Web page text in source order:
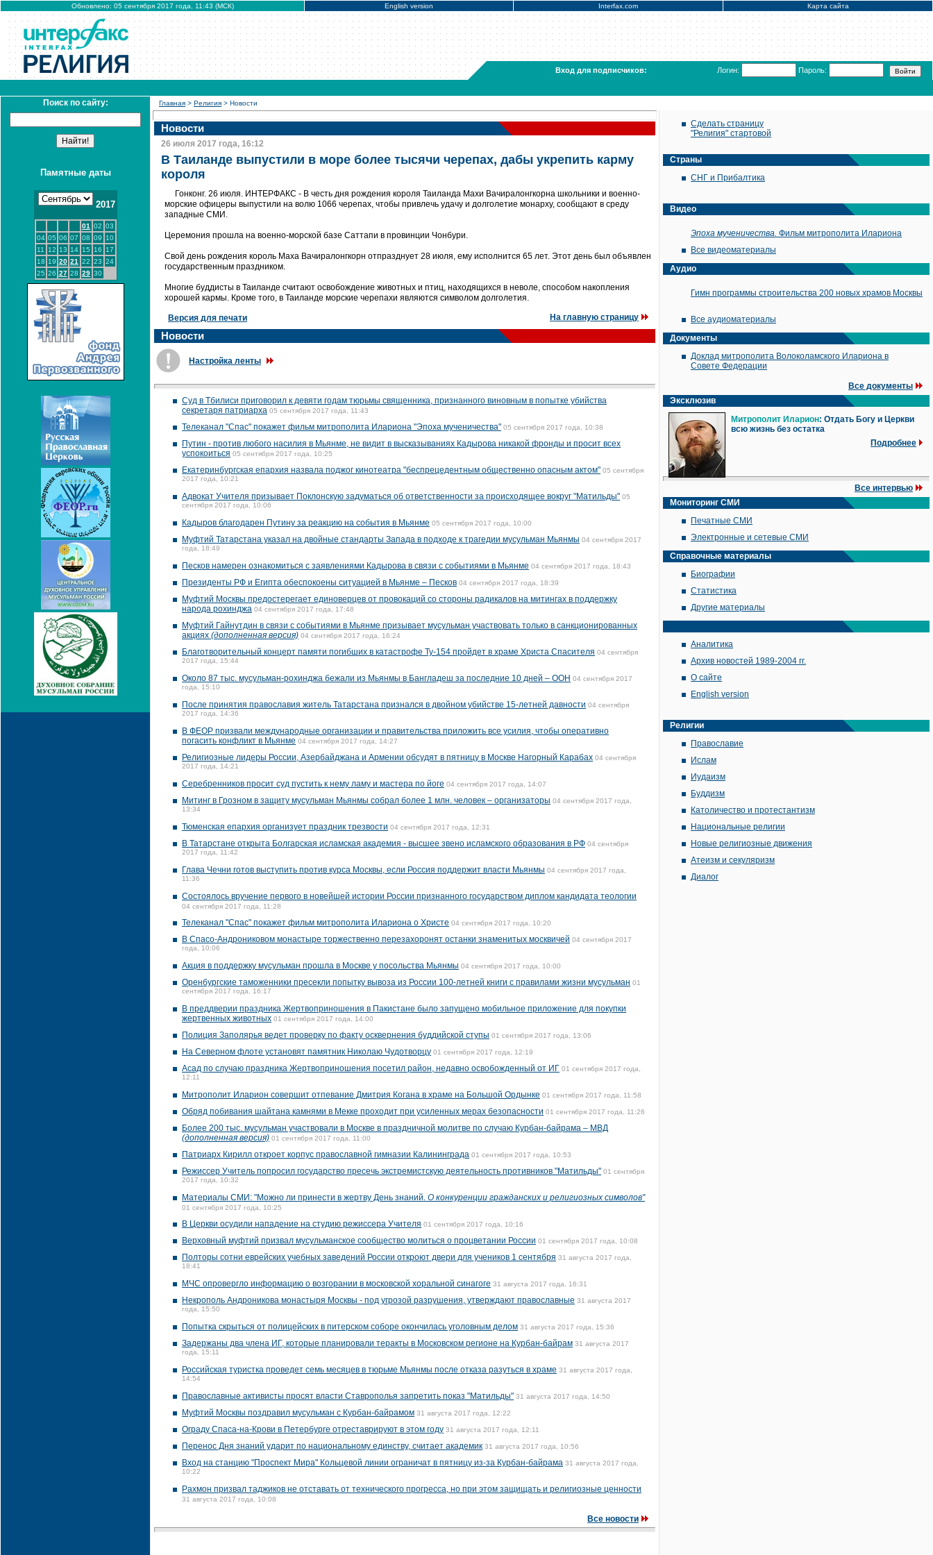
Обновлено: 05 сентября 2017 года, 11:43 (МСК) English version Interfax.com Карта сайта
Вход для подписчиков: Логин: Пароль:
Поиск по сайту:
Памятные даты
2017
01 02 03
04 05 06 07 08 09
10
11
12 13 14 15 16
17
18 19 20 21 22 23 24
25 26 27 28 29 30
Главная > Религия > Новости
Новости
26 июля 2017 года, 16:12
В Таиланде выпустили в море более тысячи черепах, дабы укрепить карму
короля
Гонконг. 26 июля. ИНТЕРФАКС - В честь дня рождения короля Таиланда Махи Вачиралонгкорна школьники и военно-
морские офицеры выпустили на волю 1066 черепах, чтобы привлечь удачу и долголетие монарху, сообщают в среду
западные СМИ.
Церемония прошла на военно-морской базе Саттапи в провинции Чонбури.
Свой день рождения король Маха Вачиралонгкорн отпразднует 28 июля, ему исполнится 65 лет. Этот день был объявлен
государственным праздником.
Многие буддисты в Таиланде считают освобождение животных и птиц, находящихся в неволе, способом накопления
хорошей кармы. Кроме того, в Таиланде морские черепахи являются символом долголетия.
Версия для печати На главную страницу
Новости
Настройка ленты
Суд в Тбилиси приговорил к девяти годам тюрьмы священника, признанного виновным в попытке убийства
секретаря патриарха 05 сентября 2017 года, 11:43
Телеканал "Спас" покажет фильм митрополита Илариона "Эпоха мученичества" 05 сентября 2017 года, 10:38
Путин - против любого насилия в Мьянме, не видит в высказываниях Кадырова никакой фронды и просит всех
успокоиться 05 сентября 2017 года, 10:25
Екатеринбургская епархия назвала поджог кинотеатра "беспрецедентным общественно опасным актом" 05 сентября
2017 года, 10:21
Адвокат Учителя призывает Поклонскую задуматься об ответственности за происходящее вокруг "Матильды" 05
сентября 2017 года, 10:06
Кадыров благодарен Путину за реакцию на события в Мьянме 05 сентября 2017 года, 10:00
Муфтий Татарстана указал на двойные стандарты Запада в подходе к трагедии мусульман Мьянмы 04 сентября 2017
года, 18:49
Песков намерен ознакомиться с заявлениями Кадырова в связи с событиями в Мьянме 04 сентября 2017 года, 18:43
Президенты РФ и Египта обеспокоены ситуацией в Мьянме – Песков 04 сентября 2017 года, 18:39
Муфтий Москвы предостерегает единоверцев от провокаций со стороны радикалов на митингах в поддержку
народа рохинджа 04 сентября 2017 года, 17:48
Муфтий Гайнутдин в связи с событиями в Мьянме призывает мусульман участвовать только в санкционированных
акциях (дополненная версия) 04 сентября 2017 года, 16:24
Благотворительный концерт памяти погибших в катастрофе Ту-154 пройдет в храме Христа Спасителя 04 сентября
2017 года, 15:44
Около 87 тыс. мусульман-рохинджа бежали из Мьянмы в Бангладеш за последние 10 дней – ООН 04 сентября 2017
года, 15:10
После принятия православия житель Татарстана признался в двойном убийстве 15-летней давности 04 сентября
2017 года, 14:36
В ФЕОР призвали международные организации и правительства приложить все усилия, чтобы оперативно
погасить конфликт в Мьянме 04 сентября 2017 года, 14:27
Религиозные лидеры России, Азербайджана и Армении обсудят в пятницу в Москве Нагорный Карабах 04 сентября
2017 года, 14:21
Серебренников просит суд пустить к нему ламу и мастера по йоге 04 сентября 2017 года, 14:07
Митинг в Грозном в защиту мусульман Мьянмы собрал более 1 млн. человек – организаторы 04 сентября 2017 года,
13:34
Тюменская епархия организует праздник трезвости 04 сентября 2017 года, 12:31
В Татарстане открыта Болгарская исламская академия - высшее звено исламского образования в РФ 04 сентября
2017 года, 11:42
Глава Чечни готов выступить против курса Москвы, если Россия поддержит власти Мьянмы 04 сентября 2017 года,
11:36
Состоялось вручение первого в новейшей истории России признанного государством диплом кандидата теологии
04 сентября 2017 года, 11:28
Телеканал "Спас" покажет фильм митрополита Илариона о Христе 04 сентября 2017 года, 10:20
В Спасо-Андрониковом монастыре торжественно перезахоронят останки знаменитых москвичей 04 сентября 2017
года, 10:06
Акция в поддержку мусульман прошла в Москве у посольства Мьянмы 04 сентября 2017 года, 10:00
Оренбургские таможенники пресекли попытку вывоза из России 100-летней книги с правилами жизни мусульман 01
сентября 2017 года, 16:17
В преддверии праздника Жертвоприношения в Пакистане было запущено мобильное приложение для покупки
жертвенных животных 01 сентября 2017 года, 14:00
Полиция Заполярья ведет проверку по факту осквернения буддийской ступы 01 сентября 2017 года, 13:06
На Северном флоте установят памятник Николаю Чудотворцу 01 сентября 2017 года, 12:19
Асад по случаю праздника Жертвоприношения посетил район, недавно освобожденный от ИГ 01 сентября 2017 года,
12:11
Митрополит Иларион совершит отпевание Дмитрия Когана в храме на Большой Ордынке 01 сентября 2017 года, 11:58
Обряд побивания шайтана камнями в Мекке проходит при усиленных мерах безопасности 01 сентября 2017 года, 11:26
Более 200 тыс. мусульман участвовали в Москве в праздничной молитве по случаю Курбан-байрама – МВД
(дополненная версия) 01 сентября 2017 года, 11:00
Патриарх Кирилл откроет корпус православной гимназии Калининграда 01 сентября 2017 года, 10:53
Режиссер Учитель попросил государство пресечь экстремистскую деятельность противников "Матильды" 01 сентября
2017 года, 10:32
Материалы СМИ: "Можно ли принести в жертву День знаний. О конкуренции гражданских и религиозных символов"
01 сентября 2017 года, 10:25
В Церкви осудили нападение на студию режиссера Учителя 01 сентября 2017 года, 10:16
Верховный муфтий призвал мусульманское сообщество молиться о процветании России 01 сентября 2017 года, 10:08
Полторы сотни еврейских учебных заведений России откроют двери для учеников 1 сентября 31 августа 2017 года,
18:41
МЧС опровергло информацию о возгорании в московской хоральной синагоге 31 августа 2017 года, 16:31
Некрополь Андроникова монастыря Москвы - под угрозой разрушения, утверждают православные 31 августа 2017
года, 15:50
Попытка скрыться от полицейских в питерском соборе окончилась уголовным делом 31 августа 2017 года, 15:36
Задержаны два члена ИГ, которые планировали теракты в Московском регионе на Курбан-байрам 31 августа 2017
года, 15:11
Российская туристка проведет семь месяцев в тюрьме Мьянмы после отказа разуться в храме 31 августа 2017 года,
14:54
Православные активисты просят власти Ставрополья запретить показ "Матильды" 31 августа 2017 года, 14:50
Муфтий Москвы поздравил мусульман с Курбан-байрамом 31 августа 2017 года, 12:22
Ограду Спаса-на-Крови в Петербурге отреставрируют в этом году 31 августа 2017 года, 12:11
Перенос Дня знаний ударит по национальному единству, считает академик 31 августа 2017 года, 10:56
Вход на станцию "Проспект Мира" Кольцевой линии ограничат в пятницу из-за Курбан-байрама 31 августа 2017 года,
10:22
Рахмон призвал таджиков не отставать от технического прогресса, но при этом защищать и религиозные ценности
31 августа 2017 года, 10:08
Все новости
Сделать страницу
"Религия" стартовой
Страны
СНГ и Прибалтика
Видео
Эпоха мученичества. Фильм митрополита Илариона
Все видеоматериалы
Аудио
Гимн программы строительства 200 новых храмов Москвы
Все аудиоматериалы
Документы
Доклад митрополита Волоколамского Илариона в
Совете Федерации
Все документы
Эксклюзив
Митрополит Иларион: Отдать Богу и Церкви
всю жизнь без остатка
Подробнее
Все интервью
Мониторинг СМИ
Печатные СМИ
Электронные и сетевые СМИ
Справочные материалы
Биографии
Статистика
Другие материалы
Аналитика
Архив новостей 1989-2004 гг.
О сайте
English version
Религии
Православие
Ислам
Иудаизм
Буддизм
Католичество и протестантизм
Национальные религии
Новые религиозные движения
Атеизм и секуляризм
Диалог